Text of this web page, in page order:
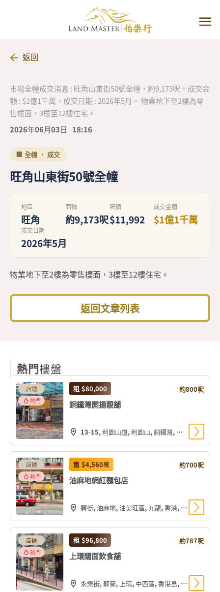
返回
市場全幢成交消息 : 旺角山東街50號全幢，約9,173呎，成交金
額 : $1億1千萬，成交日期 : 2026年5月。 物業地下至2樓為零
售樓面，3樓至12樓住宅。
2026年06月03日
18:16
🏢 全幢 · 成交
旺角山東街50號全幢
地區
旺角
面積
約9,173呎
呎價
$11,992
成交金額
$1億1千萬
成交日期
2026年5月
物業地下至2樓為零售樓面，3樓至12樓住宅。
返回文章列表
熱門樓盤
店舖
熱門
租 $80,000 約800呎
銅鑼灣開揚靚舖
13-15, 利園山道, 利園山, 銅鑼灣, 灣仔區, 香港島, 香港, 中国
店舖
熱門
售 $4,560萬 約700呎
油麻地網紅麵包店
碧街, 油麻地, 油尖旺區, 九龍, 香港, 中国
店舖
熱門
租 $96,800 約787呎
上環闊面飲食舖
永樂街, 蘇豪, 上環, 中西區, 香港島, 香港, 中国